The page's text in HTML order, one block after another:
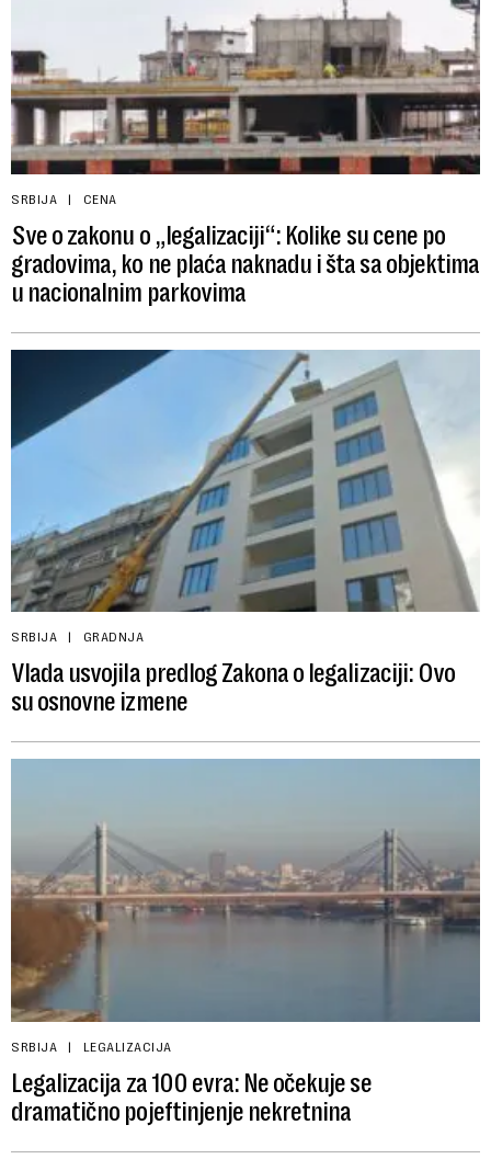
SRBIJA CENA
Sve o zakonu o „legalizaciji“: Kolike su cene po
gradovima, ko ne plaća naknadu i šta sa objektima
u nacionalnim parkovima
SRBIJA GRADNJA
Vlada usvojila predlog Zakona o legalizaciji: Ovo
su osnovne izmene
SRBIJA LEGALIZACIJA
Legalizacija za 100 evra: Ne očekuje se
dramatično pojeftinjenje nekretnina